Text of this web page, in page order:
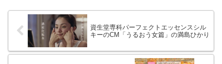
資生堂専科パーフェクトエッセンスシル
キーのCM「うるおう女篇」の満島ひかり